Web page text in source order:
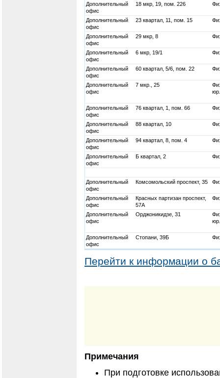
Дополнительный
офис
18 мкр, 19, пом. 226
Дополнительный
офис
23 квартал, 11, пом. 15
Дополнительный
офис
29 мкр, 8
Дополнительный
офис
6 мкр, 19/1
Дополнительный
офис
60 квартал, 5/6, пом. 22
Дополнительный
офис
7 мкр., 25
Дополнительный
офис
76 квартал, 1, пом. 66
Дополнительный
офис
88 квартал, 10
Дополнительный
офис
94 квартал, 8, пом. 4
Дополнительный
офис
Б квартал, 2
Дополнительный
офис
Комсомольский проспект, 35
Дополнительный
офис
Красных партизан проспект,
57А
Дополнительный
офис
Орджоникидзе, 31
Дополнительный
офис
Стопани, 39Б
Перейти к информации о
Примечания
При подготовке